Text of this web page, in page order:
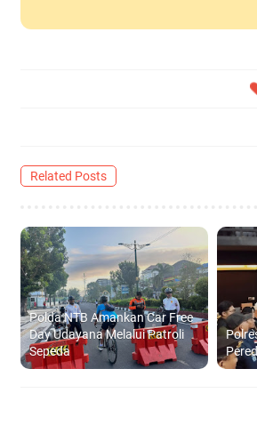
Related Posts
Polda NTB Amankan Car Free
Day Udayana Melalui Patroli
Sepeda